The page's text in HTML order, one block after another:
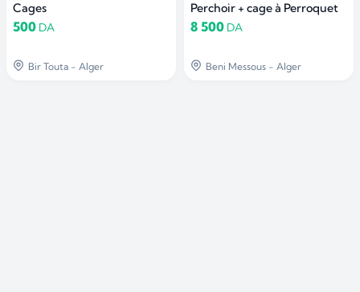
Cages
500 DA
Bir Touta - Alger
Perchoir + cage à Perroquet
8 500 DA
Beni Messous - Alger